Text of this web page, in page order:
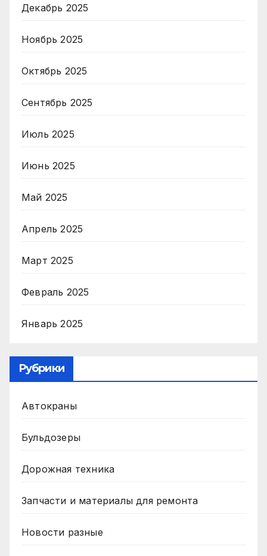
Декабрь 2025
Ноябрь 2025
Октябрь 2025
Сентябрь 2025
Июль 2025
Июнь 2025
Май 2025
Апрель 2025
Март 2025
Февраль 2025
Январь 2025
Рубрики
Автокраны
Бульдозеры
Дорожная техника
Запчасти и материалы для ремонта
Новости разные